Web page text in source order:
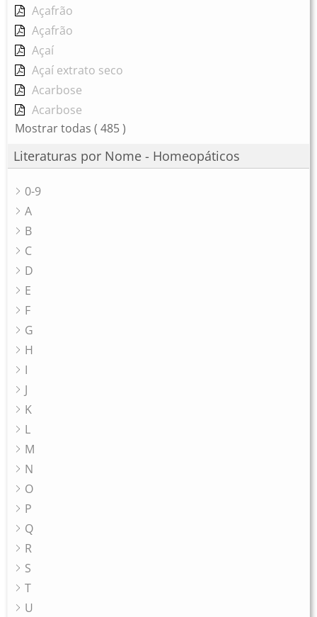
Açafrão
Açafrão
Açaí
Açaí extrato seco
Acarbose
Acarbose
Mostrar todas ( 485 )
Literaturas por Nome - Homeopáticos
0-9
A
B
C
D
E
F
G
H
I
J
K
L
M
N
O
P
Q
R
S
T
U